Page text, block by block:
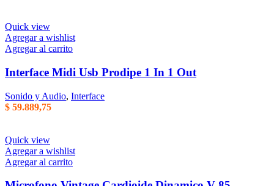
Quick view
Agregar a wishlist
Agregar al carrito
Interface Midi Usb Prodipe 1 In 1 Out
Sonido y Audio, Interface
$ 59.889,75
Quick view
Agregar a wishlist
Agregar al carrito